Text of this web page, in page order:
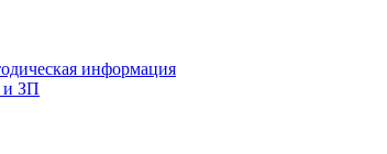
информация
и ЗП